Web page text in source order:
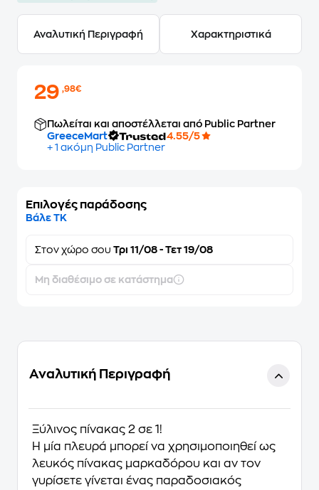
Αναλυτική Περιγραφή Χαρακτηριστικά
29,98€
Πωλείται και αποστέλλεται από Public Partner
GreeceMart
4.55/5
+ 1 ακόμη Public Partner
Επιλογές παράδοσης
Βάλε ΤΚ
Στον χώρο σου Τρι 11/08 - Τετ 19/08
Μη διαθέσιμο σε κατάστημα
Αναλυτική Περιγραφή
Ξύλινος πίνακας 2 σε 1!
Η μία πλευρά μπορεί να χρησιμοποιηθεί ως
λευκός πίνακας μαρκαδόρου και αν τον
γυρίσετε γίνεται ένας παραδοσιακός